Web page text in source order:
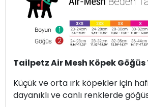
Tailpetz Air Mesh Köpek Göğüs
Küçük ve orta ırk köpekler için
dayanıklı ve canlı renklerde